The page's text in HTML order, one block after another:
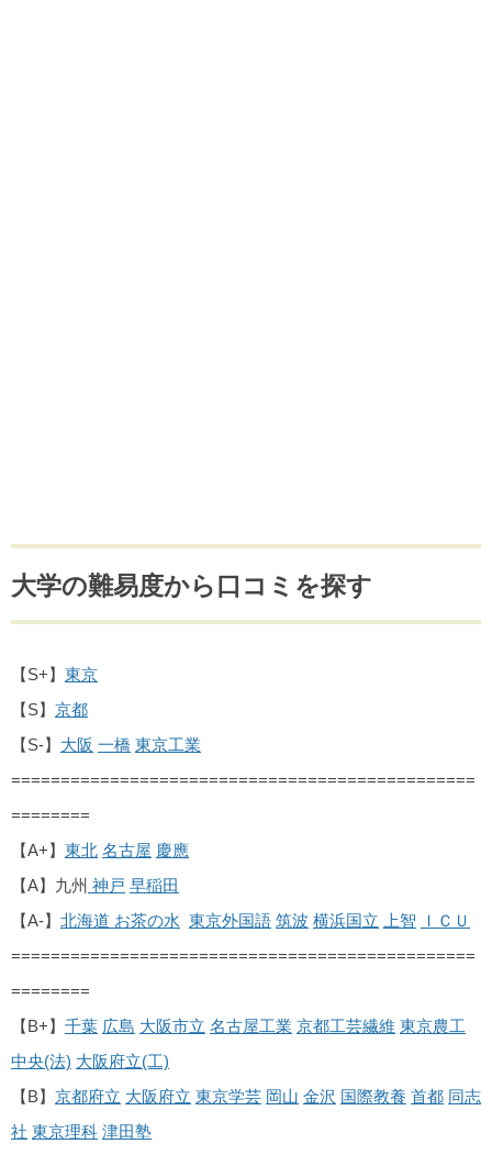
大学の難易度から口コミを探す
【S+】 東京
【S】 京都
【S-】 大阪 一橋 東京工業
===============================================
========
【A+】 東北 名古屋 慶應
【A】九州 神戸 早稲田
【A-】 北海道 お茶の水 東京外国語 筑波 横浜国立 上智
ＩＣＵ
===============================================
========
【B+】 千葉 広島 大阪市立 名古屋工業 京都工芸繊維 東京農工
中央(法) 大阪府立(工)
【B】 京都府立 大阪府立 東京学芸 岡山 金沢 国際教養 首都 同志
社 東京理科 津田塾